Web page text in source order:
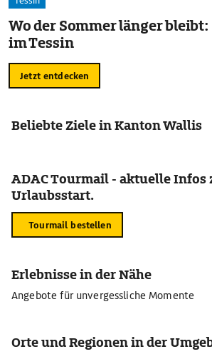
Wo der Sommer länger
im Tessin
Jetzt entdecken
Beliebte Ziele in Kanton Wallis
ADAC Tourmail - aktuelle Infos
Urlaubsstart.
Tourmail bestellen
Erlebnisse in der Nähe
Angebote für unvergessliche Momente
Orte und Regionen in der